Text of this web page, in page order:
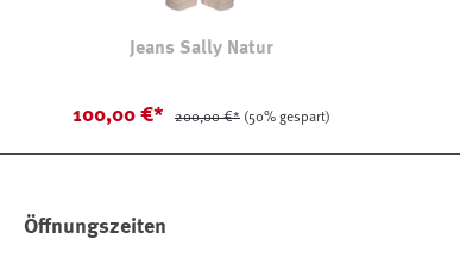
Jeans Sally Natur
100,00 €* 200,00 €* (50% gespart)
Öffnungszeiten